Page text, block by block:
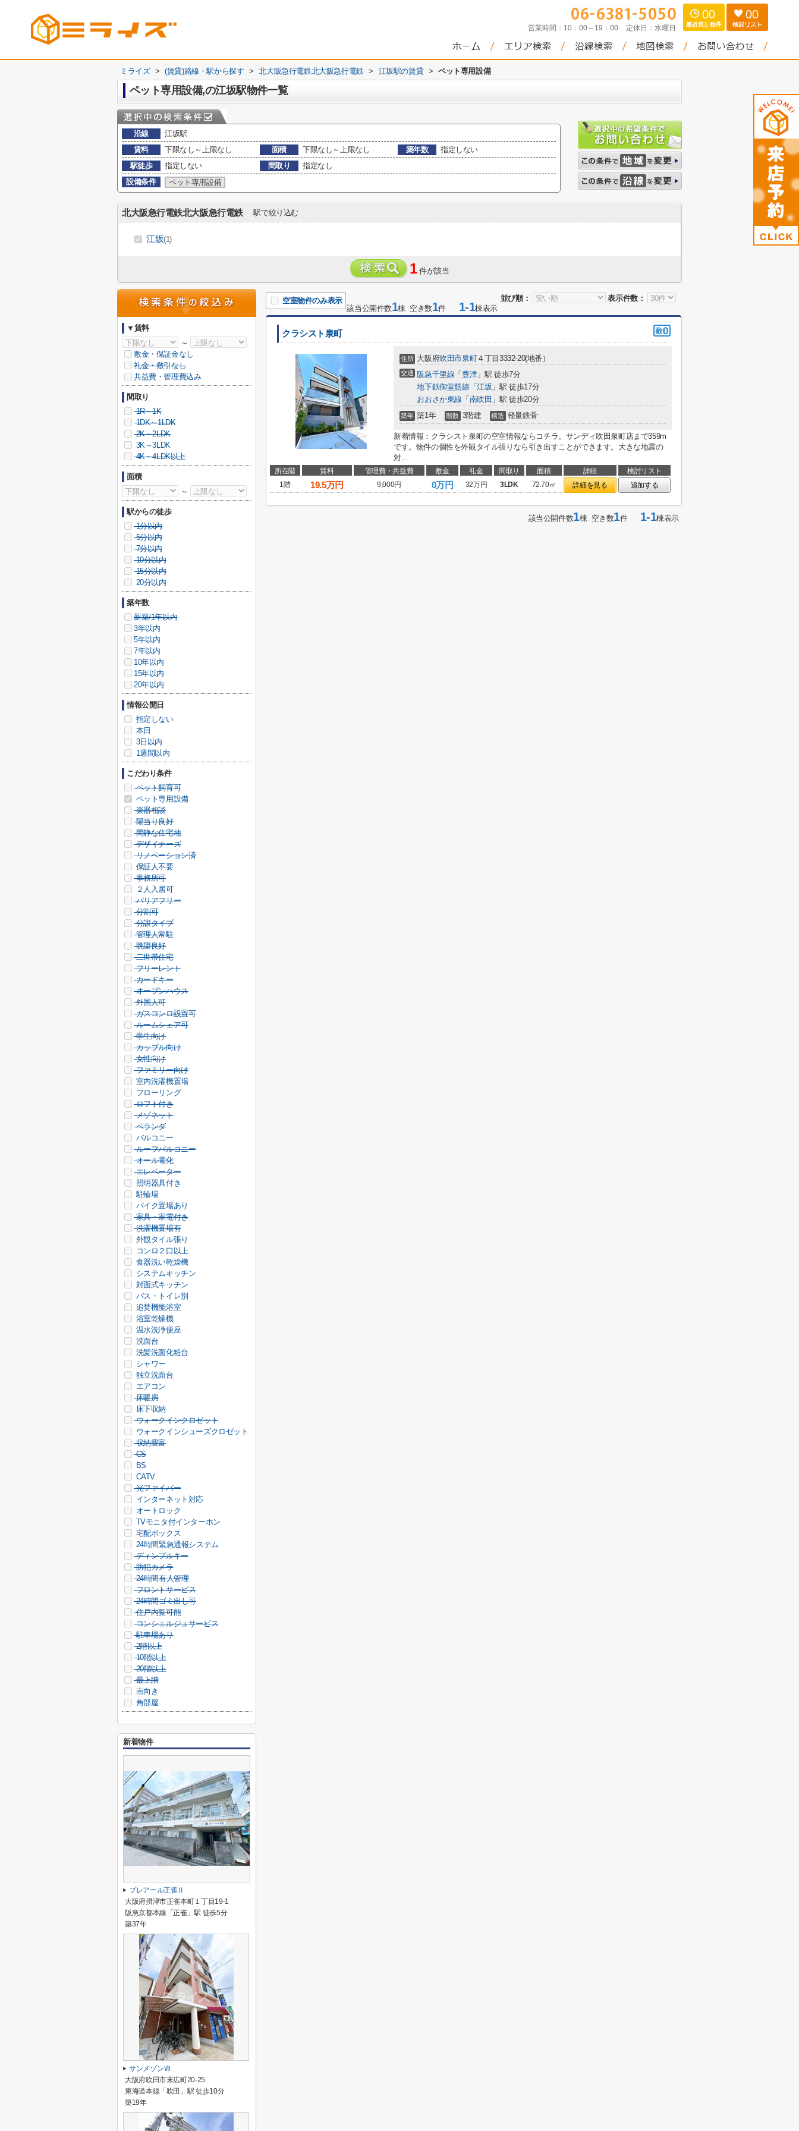
営業時間： 10：00～19：00 定休日： 水曜日
00 00
ミライズ > (賃貸)路線・駅から探す > 北大阪急行電鉄北大阪急行電鉄 > 江坂駅の賃貸 > ペット専用設備
ペット専用設備,の江坂駅物件一覧
沿線
江坂駅
賃料
下限なし～上限なし 面積 下限なし～上限なし 築年数
指定しない
駅徒歩
指定しない 間取り
指定なし
設備条件
ペット専用設備
北大阪急行電鉄北大阪急行電鉄 駅で絞り込む
江坂(1)
1 件が該当
並び順： 表示件数：
空室物件のみ表示
該当公開件数1棟 空き数1件 1-1棟表示
クラシスト泉町
住所 大阪府吹田市泉町４丁目3332-20(地番）
交通 阪急千里線 「 豊津」駅 徒歩7分
地下鉄御堂筋線 「江坂 」駅 徒歩17分
おおさか東線 「 南吹田 」駅 徒歩20分
築年 築1年 階数 3階建 構造 軽量鉄骨
新着情報：クラシスト泉町の空室情報ならコチラ。サンディ吹田泉町店まで359m
です。物件の個性を外観タイル張りなら引き出すことができます。大きな地震の
対...
所在階 賃料 管理費・共益費 敷金 礼金 間取り 面積 詳細
検討リスト
1階
19.5万円 9,000円 0万円 32万円 3LDK 72.70㎡ 詳細を見る 追加する
該当公開件数1棟 空き数1件1-1棟表示
▼賃料
～
敷金・保証金なし
礼金・敷引なし
共益費・管理費込み
間取り
1R～1K
1DK～1LDK
2K～2LDK
3K～3LDK
4K～4LDK以上
面積
～
駅からの徒歩
1分以内
5分以内
7分以内
10分以内
15分以内
20分以内
築年数
新築/1年以内
3年以内
5年以内
7年以内
10年以内
15年以内
20年以内
情報公開日
指定しない
本日
3日以内
1週間以内
こだわり条件
ペット飼育可
ペット専用設備
楽器相談
陽当り良好
閑静な住宅地
デザイナーズ
リノベーション済
保証人不要
事務所可
２人入居可
バリアフリー
分割可
分譲タイプ
管理人常駐
眺望良好
二世帯住宅
フリーレント
カードキー
オープンハウス
外国人可
ガスコンロ設置可
ルームシェア可
学生向け
カップル向け
女性向け
ファミリー向け
室内洗濯機置場
フローリング
ロフト付き
メゾネット
ベランダ
バルコニー
ルーフバルコニー
オール電化
エレベーター
照明器具付き
駐輪場
バイク置場あり
家具・家電付き
洗濯機置場有
外観タイル張り
コンロ２口以上
食器洗い乾燥機
システムキッチン
対面式キッチン
バス・トイレ別
追焚機能浴室
浴室乾燥機
温水洗浄便座
洗面台
洗髪洗面化粧台
シャワー
独立洗面台
エアコン
床暖房
床下収納
ウォークインクロゼット
ウォークインシューズクロゼット
収納豊富
CS
BS
CATV
光ファイバー
インターネット対応
オートロック
TVモニタ付インターホン
宅配ボックス
24時間緊急通報システム
ディンプルキー
防犯カメラ
24時間有人管理
フロントサービス
24時間ゴミ出し可
住戸内覧可能
コンシェルジュサービス
駐車場あり
2階以上
10階以上
20階以上
最上階
南向き
角部屋
新着物件
プレアール正雀Ⅱ
大阪府摂津市正雀本町１丁目19-1
阪急京都本線「正雀」駅 徒歩5分
築37年
サンメゾンⅦ
大阪府吹田市末広町20-25
東海道本線「吹田」駅 徒歩10分
築19年